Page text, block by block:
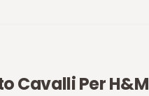
Cavalli Per H&M